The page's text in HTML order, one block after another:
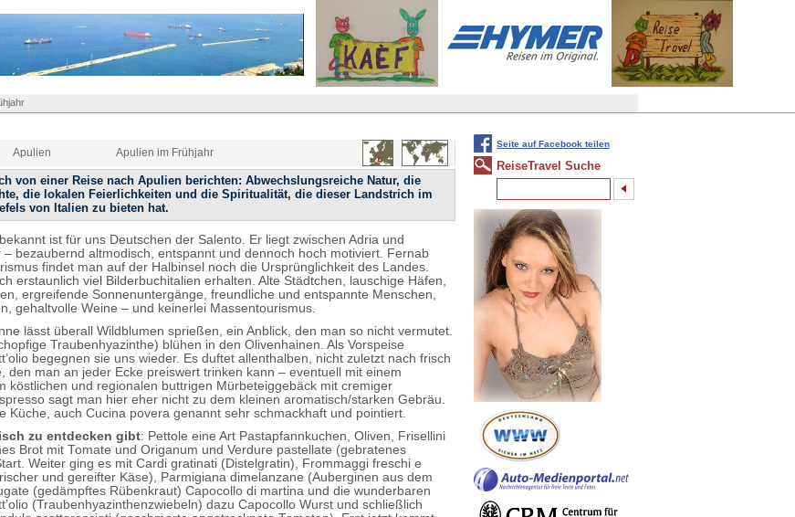
Apulien Apulien im Frühjahr
von einer Reise nach Apulien berichten: Abwechslungsreiche Natur, die
die lokalen Feierlichkeiten und die Spiritualität, die dieser Landstrich im
von Italien zu bieten hat.
ist für uns Deutschen der Salento. Er liegt zwischen Adria und
– bezaubernd altmodisch, entspannt und dennoch hoch motiviert. Fernab
findet man auf der Halbinsel noch die Ursprünglichkeit des Landes.
erstaunlich viel Bilderbuchitalien erhalten. Alte Städtchen, lauschige Häfen,
ergreifende Sonnenuntergänge, freundliche und entspannte Menschen,
gehaltvolle Weine – und keinerlei Massentourismus.
lässt überall Wildblumen sprießen, ein Anblick, den man so nicht vermutet.
Traubenhyazinthe) blühen in den Olivenhainen. Als Vorspeise
begegnen sie uns wieder. Es duftet allenthalben, nicht zuletzt nach frisch
den man an jeder Ecke preiswert trinken kann – eventuell mit einem
köstlichen und regionalen buttrigen Mürbeteiggebäck mit cremiger
sagt man hier eher nicht zu dem kleinen aromatisch/starken Gebräu.
Küche, auch Cucina povera genannt sehr schmackhaft und pointiert.
zu entdecken gibt: Pettole eine Art Pastapfannkuchen, Oliven, Frisellini
Brot mit Tomate und Origanum und Verdure pastellate (gebratenes
Weiter ging es mit Cardi gratinati (Distelgratin), Frommaggi freschi e
und gereifter Käse), Parmigiana dimelanzane (Auberginen aus dem
(gedämpftes Rübenkraut) Capocollo di martina und die wunderbaren
(Traubenhyazinthenzwiebeln) dazu Capocollo Wurst und schließlich
Seite auf Facebook teilen
ReiseTravel Suche